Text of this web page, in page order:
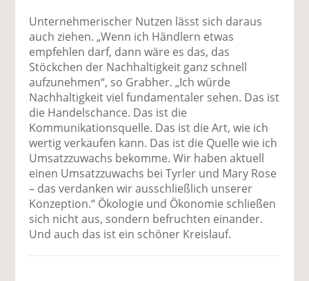
Unternehmerischer Nutzen lässt sich daraus
auch ziehen. „Wenn ich Händlern etwas
empfehlen darf, dann wäre es das, das
Stöckchen der Nachhaltigkeit ganz schnell
aufzunehmen“, so Grabher. „Ich würde
Nachhaltigkeit viel fundamentaler sehen. Das ist
die Handelschance. Das ist die
Kommunikationsquelle. Das ist die Art, wie ich
wertig verkaufen kann. Das ist die Quelle wie ich
Umsatzzuwachs bekomme. Wir haben aktuell
einen Umsatzzuwachs bei Tyrler und Mary Rose
– das verdanken wir ausschließlich unserer
Konzeption.“ Ökologie und Ökonomie schließen
sich nicht aus, sondern befruchten einander.
Und auch das ist ein schöner Kreislauf.